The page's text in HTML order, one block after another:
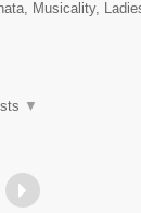
Musicality,
▼